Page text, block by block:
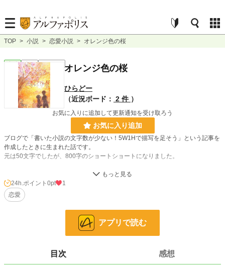
TOP > 小説 > 恋愛小説 > オレンジ色の桜
完結 ｼｮｰﾄｼｮｰﾄ オレンジ色の桜
ひらどー
（近況ボード： 2 件 ）
お気に入りに追加して更新通知を受け取ろう
お気に入り追加
ブログで「書いた小説の文字数が少ない！5W1Hで描写を足そう」という記事を
作成したときに生まれた話です。
元は50文字でしたが、800字のショートショートになりました。
卒業式の後に、公園で告白をする女子高生の話です。
小説
66,402 位 / 66,402 件
0 pt
文字数 801
24h.ポイント 0pt
1
恋愛
アプリで読む
目次 感想